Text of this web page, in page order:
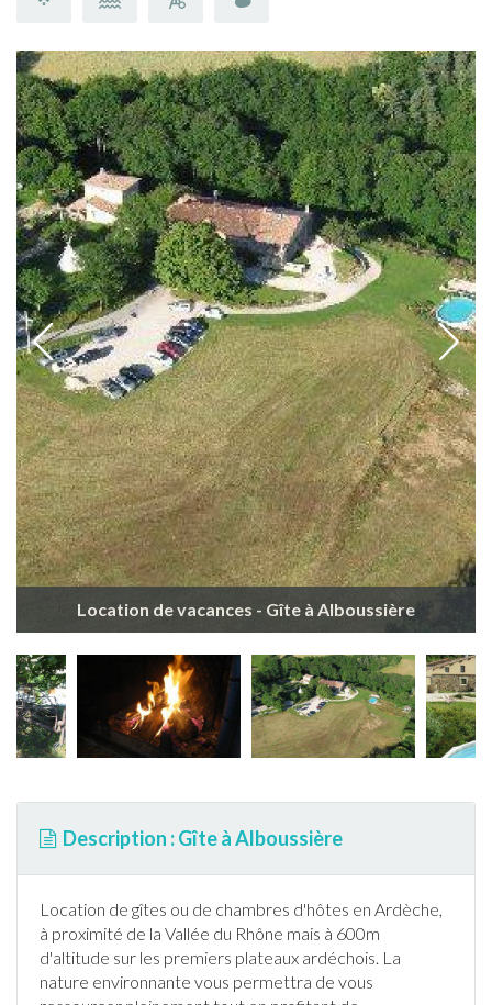
Location de vacances - Gîte à Alboussière
Description : Gîte à Alboussière
Location de gîtes ou de chambres d'hôtes en Ardèche,
à proximité de la Vallée du Rhône mais à 600m
d'altitude sur les premiers plateaux ardéchois. La
nature environnante vous permettra de vous